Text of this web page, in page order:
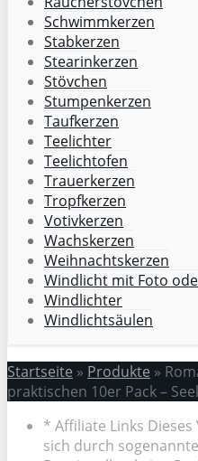
Schwimmkerzen
Stabkerzen
Stearinkerzen
Stövchen
Stumpenkerzen
Taufkerzen
Teelichter
Teelichtofen
Trauerkerzen
Tropfkerzen
Votivkerzen
Wachskerzen
Weihnachtskerzen
Windlicht mit Foto
Windlichter
Windlichtsäulen
Startseite » Produkte »
praktischen 10er Pack –
* Affiliate Links
sich durch